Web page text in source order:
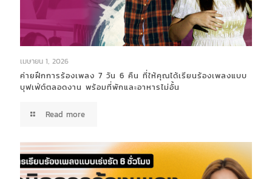
เมษายน 1, 2026
ค่ายฝึกการร้องเพลง 7 วัน 6 คืน ที่ให้คุณได้เรียนร้องเพลงแบบ
บุฟเฟ่ต์ตลอดงาน พร้อมที่พักและอาหารไม่อั้น
Read more